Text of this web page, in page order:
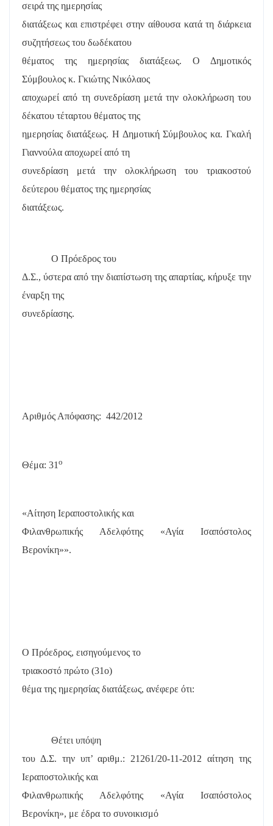
σειρά της ημερησίας
διατάξεως και επιστρέφει στην αίθουσα κατά τη διάρκεια
συζητήσεως του δωδέκατου
θέματος της ημερησίας διατάξεως. Ο Δημοτικός
Σύμβουλος κ. Γκιώτης Νικόλαος
αποχωρεί από τη συνεδρίαση μετά την ολοκλήρωση του
δέκατου τέταρτου θέματος της
ημερησίας διατάξεως. Η Δημοτική Σύμβουλος κα. Γκαλή
Γιαννούλα αποχωρεί από τη
συνεδρίαση μετά την ολοκλήρωση του τριακοστού
δεύτερου θέματος της ημερησίας
διατάξεως.
Ο Πρόεδρος του
Δ.Σ., ύστερα από την διαπίστωση της απαρτίας, κήρυξε την
έναρξη της
συνεδρίασης.
Αριθμός Απόφασης: 442/2012
Θέμα: 31 ο
«Αίτηση Ιεραποστολικής και
Φιλανθρωπικής Αδελφότης «Αγία Ισαπόστολος
Βερονίκη»».
Ο Πρόεδρος, εισηγούμενος το
τριακοστό πρώτο (31o)
θέμα της ημερησίας διατάξεως, ανέφερε ότι:
Θέτει υπόψη
του Δ.Σ. την υπ’ αριθμ.: 21261/20-11-2012 αίτηση της
Ιεραποστολικής και
Φιλανθρωπικής Αδελφότης «Αγία Ισαπόστολος
Βερονίκη», με έδρα το συνοικισμό